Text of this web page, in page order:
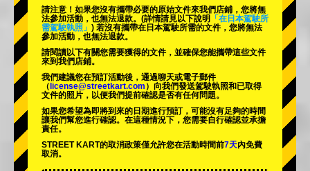
東京 淺草 大阪
沖繩
請注意！如果您沒有攜帶必要的原始文件來我們店鋪，您將無
法參加活動，也無法退款。 (詳情請見以下說明
「在日本駕駛所
需駕駛執照」 ) 若沒有攜帶在日本駕駛所需的文件，您將無法
參加活動，也無法退款。
請閱讀以下有關您需要獲得的文件，並確保您能攜帶這些文件
來到我們店鋪。
我們建議您在預訂活動後，通過聊天或電子郵件
（ license@streetkart.com ）向我們發送駕駛執照和已取得
文件的照片，以便我們提前確認是否有任何問題。
如果您希望為即將到來的日期進行預訂，可能沒有足夠的時間
讓我們幫您進行確認。在這種情況下，您需要自行確認並承擔
責任。
STREET KART的取消政策僅允許您在活動時間前7天內免費
取消。